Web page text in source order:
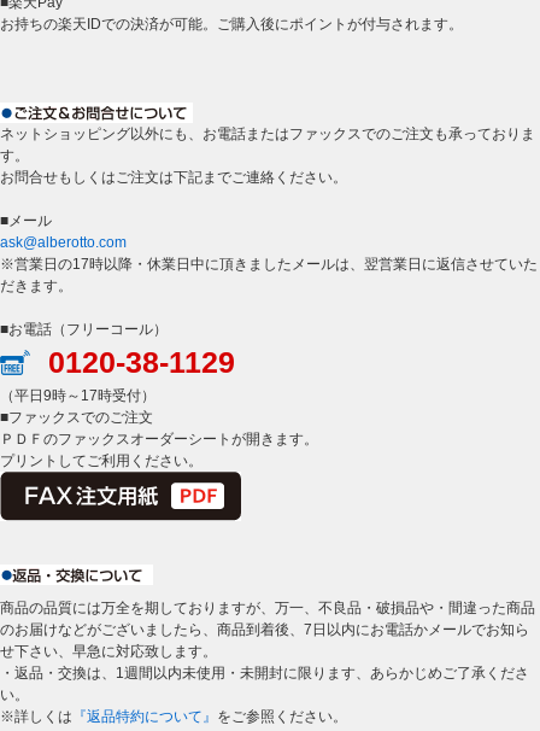
お持ちの楽天IDでの決済が可能。ご購入後にポイントが付与されます。
ネットショッピング以外にも、お電話またはファックスでのご注文も承っておりま
す。
お問合せもしくはご注文は下記までご連絡ください。
■メール
ask@alberotto.com
※営業日の17時以降・休業日中に頂きましたメールは、翌営業日に返信させていた
だきます。
■お電話（フリーコール）
0120-38-1129
（平日9時～17時受付）
■ファックスでのご注文
ＰＤＦのファックスオーダーシートが開きます。
プリントしてご利用ください。
商品の品質には万全を期しておりますが、万一、不良品・破損品や・間違った商品
のお届けなどがございましたら、商品到着後、7日以内にお電話かメールでお知ら
せ下さい、早急に対応致します。
・返品・交換は、1週間以内未使用・未開封に限ります、あらかじめご了承くださ
い。
※詳しくは 『返品特約について』 をご参照ください。